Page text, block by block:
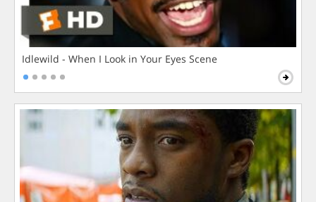
Idlewild - When I Look in Your Eyes Scene